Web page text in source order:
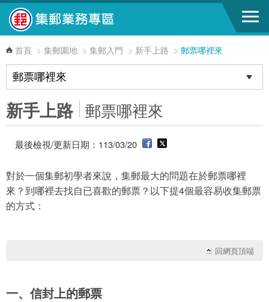
跳到主要內容區塊
首頁 > 集郵園地 > 集郵入門 > 新手上路 > 郵票哪裡來
新手上路 郵票哪裡來
最後檢視/更新日期：113/03/20
對於一個集郵初學者來說，集郵最大的問題在於郵票哪裡
來？到哪裡去找自已喜歡的郵票？以下提4個最容易收集郵票
的方式：
回網頁頂端
一、信封上的郵票